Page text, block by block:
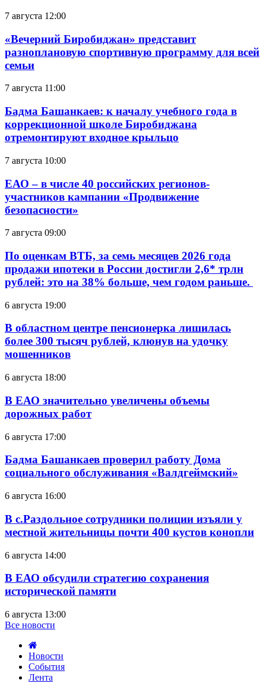
7 августа 12:00
«Вечерний Биробиджан» представит
разноплановую спортивную программу для всей
семьи
7 августа 11:00
Бадма Башанкаев: к началу учебного года в
коррекционной школе Биробиджана
отремонтируют входное крыльцо
7 августа 10:00
ЕАО – в числе 40 российских регионов-
участников кампании «Продвижение
безопасности»
7 августа 09:00
По оценкам ВТБ, за семь месяцев 2026 года
продажи ипотеки в России достигли 2,6* трлн
рублей: это на 38% больше, чем годом раньше.
6 августа 19:00
В областном центре пенсионерка лишилась
более 300 тысяч рублей, клюнув на удочку
мошенников
6 августа 18:00
В ЕАО значительно увеличены объемы
дорожных работ
6 августа 17:00
Бадма Башанкаев проверил работу Дома
социального обслуживания «Валдгеймский»
6 августа 16:00
В с.Раздольное сотрудники полиции изъяли у
местной жительницы почти 400 кустов конопли
6 августа 14:00
В ЕАО обсудили стратегию сохранения
исторической памяти
6 августа 13:00
Все новости
Новости
События
Лента